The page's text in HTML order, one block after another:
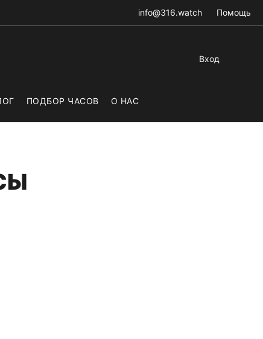
info@316.watch Помощь
Вход
ПОДБОР ЧАСОВ О НАС